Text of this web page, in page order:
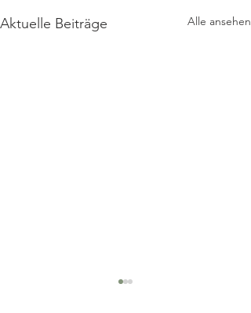
Aktuelle Beiträge Alle ansehen